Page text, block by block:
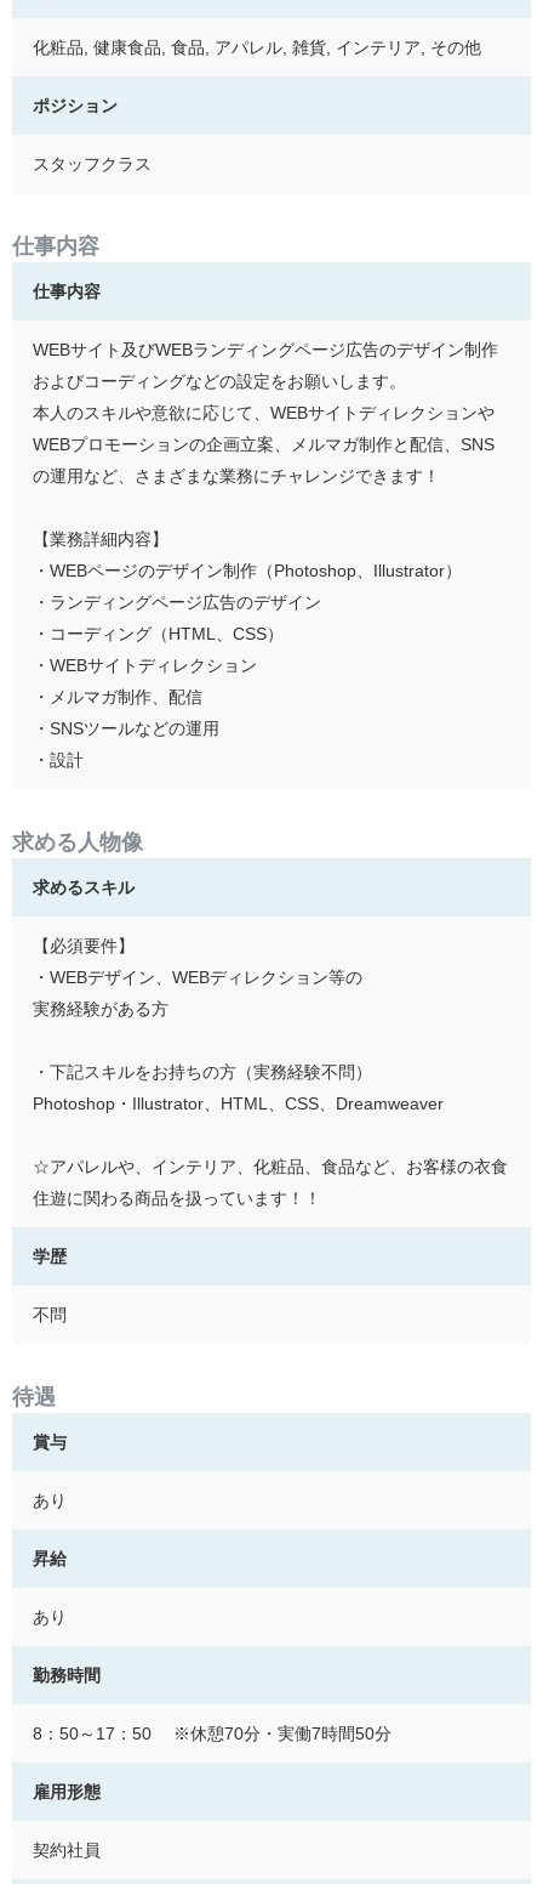
化粧品, 健康食品, 食品, アパレル, 雑貨, インテリア, その他
ポジション
スタッフクラス
仕事内容
仕事内容
WEBサイト及びWEBランディングページ広告のデザイン制作
およびコーディングなどの設定をお願いします。
本人のスキルや意欲に応じて、WEBサイトディレクションや
WEBプロモーションの企画立案、メルマガ制作と配信、SNS
の運用など、さまざまな業務にチャレンジできます！
【業務詳細内容】
・WEBページのデザイン制作（Photoshop、Illustrator）
・ランディングページ広告のデザイン
・コーディング（HTML、CSS）
・WEBサイトディレクション
・メルマガ制作、配信
・SNSツールなどの運用
・設計
求める人物像
求めるスキル
【必須要件】
・WEBデザイン、WEBディレクション等の
実務経験がある方
・下記スキルをお持ちの方（実務経験不問）
Photoshop・Illustrator、HTML、CSS、Dreamweaver
☆アパレルや、インテリア、化粧品、食品など、お客様の衣食
住遊に関わる商品を扱っています！！
学歴
不問
待遇
賞与
あり
昇給
あり
勤務時間
8：50～17：50 ※休憩70分・実働7時間50分
雇用形態
契約社員